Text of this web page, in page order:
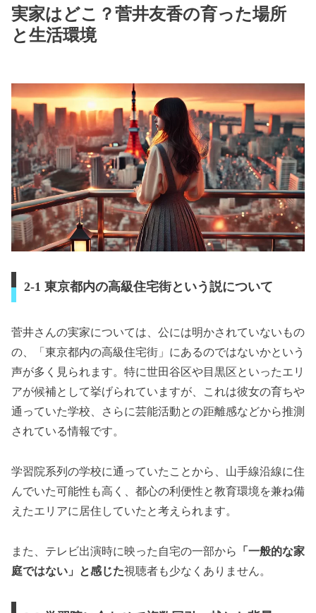
実家はどこ？菅井友香の育った場所
と生活環境
2-1 東京都内の高級住宅街という説について
菅井さんの実家については、公には明かされていないもの
の、「東京都内の高級住宅街」にあるのではないかという
声が多く見られます。特に世田谷区や目黒区といったエリ
アが候補として挙げられていますが、これは彼女の育ちや
通っていた学校、さらに芸能活動との距離感などから推測
されている情報です。
学習院系列の学校に通っていたことから、山手線沿線に住
んでいた可能性も高く、都心の利便性と教育環境を兼ね備
えたエリアに居住していたと考えられます。
また、テレビ出演時に映った自宅の一部から
「一般的な家
庭ではない」と感じた視聴者も少なくありません。